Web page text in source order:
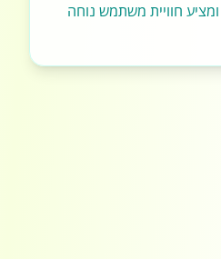
חוויית משתמש נוחה